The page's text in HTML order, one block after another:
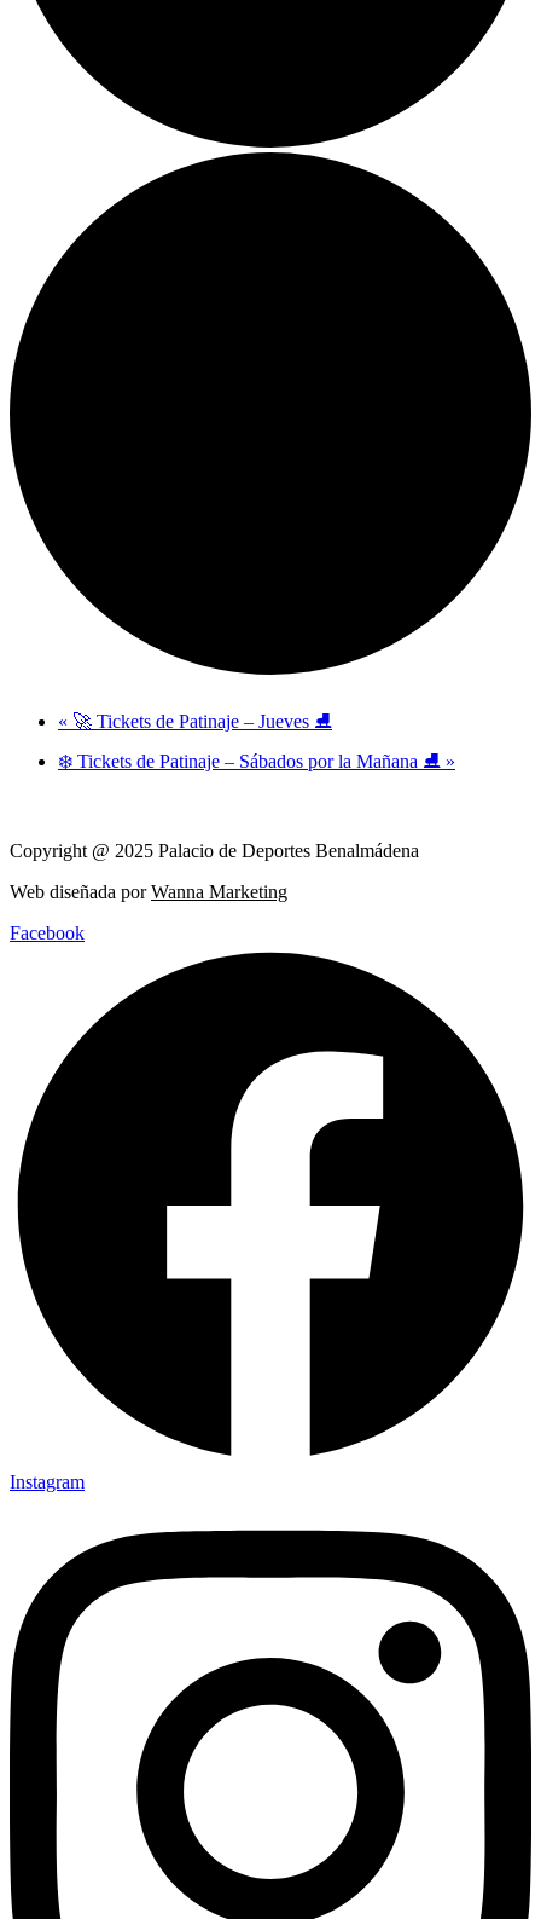
« 🚀 Tickets de Patinaje – Jueves ⛸️
❄️ Tickets de Patinaje – Sábados por la Mañana ⛸️ »
Copyright @ 2025 Palacio de Deportes Benalmádena
Web diseñada porWanna Marketing
Facebook
Instagram